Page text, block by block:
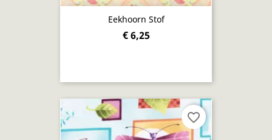
Eekhoorn Stof
€ 6,25
favorite_border